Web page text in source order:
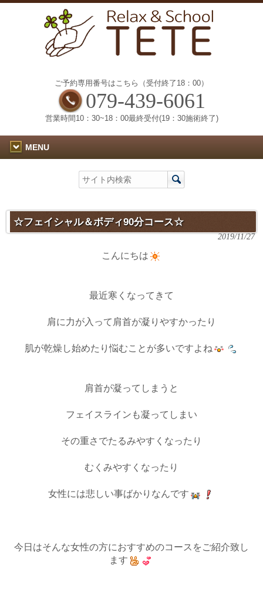
ご予約専用番号はこちら（受付終了18：00）
079-439-6061
営業時間10：30~18：00最終受付(19：30施術終了)
MENU
☆フェイシャル＆ボディ90分コース☆
2019/11/27
こんにちは
最近寒くなってきて
肩に力が入って肩首が凝りやすかったり
肌が乾燥し始めたり悩むことが多いですよね
肩首が凝ってしまうと
フェイスラインも凝ってしまい
その重さでたるみやすくなったり
むくみやすくなったり
女性には悲しい事ばかりなんです
今日はそんな女性の方におすすめのコースをご紹介致し
ます